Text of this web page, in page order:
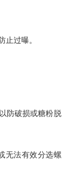
止过曝。
防破损或糖粉脱
无法有效分选螺